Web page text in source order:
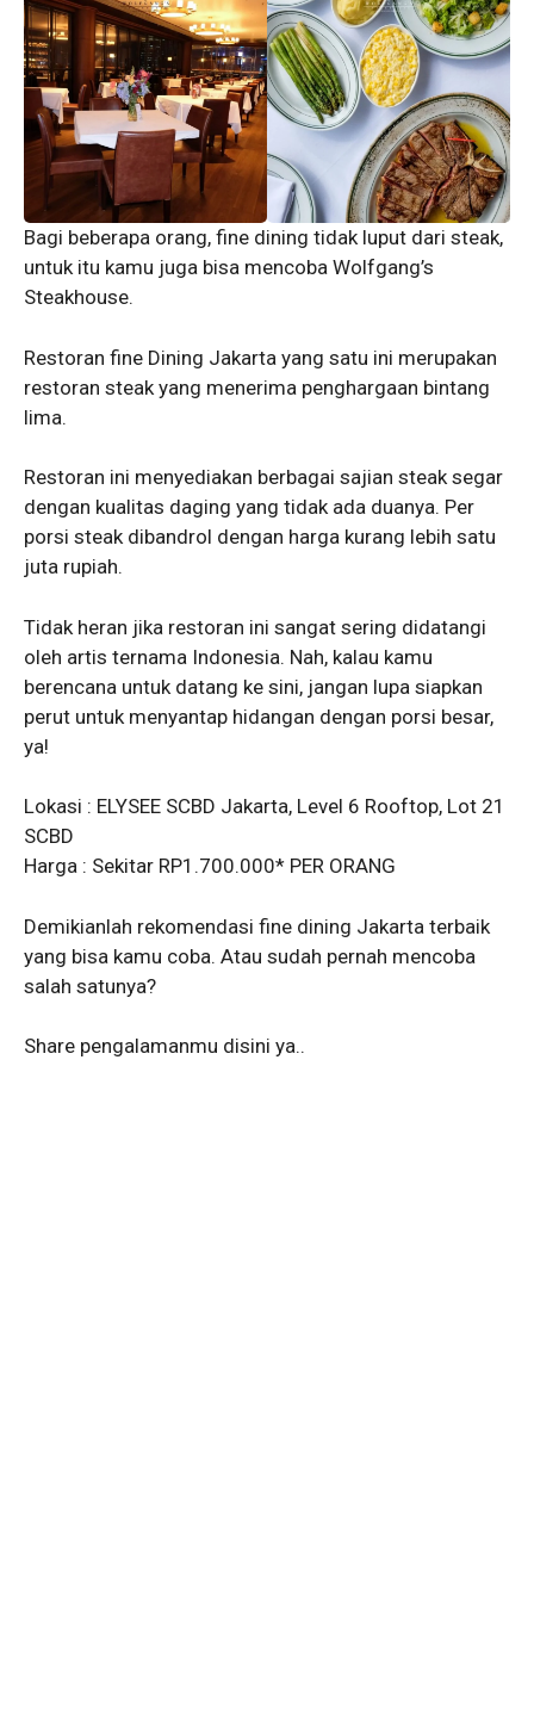
Bagi beberapa orang, fine dining tidak luput dari steak,
untuk itu kamu juga bisa mencoba Wolfgang’s
Steakhouse.
Restoran fine Dining Jakarta yang satu ini merupakan
restoran steak yang menerima penghargaan bintang
lima.
Restoran ini menyediakan berbagai sajian steak segar
dengan kualitas daging yang tidak ada duanya. Per
porsi steak dibandrol dengan harga kurang lebih satu
juta rupiah.
Tidak heran jika restoran ini sangat sering didatangi
oleh artis ternama Indonesia. Nah, kalau kamu
berencana untuk datang ke sini, jangan lupa siapkan
perut untuk menyantap hidangan dengan porsi besar,
ya!
Lokasi : ELYSEE SCBD Jakarta, Level 6 Rooftop, Lot 21
SCBD
Harga : Sekitar RP1.700.000* PER ORANG
Demikianlah rekomendasi fine dining Jakarta terbaik
yang bisa kamu coba. Atau sudah pernah mencoba
salah satunya?
Share pengalamanmu disini ya..